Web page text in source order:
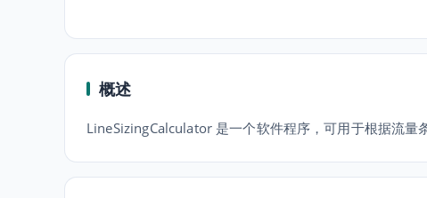
概述
LineSizingCalculator 是一个软件程序，可用于根据流量